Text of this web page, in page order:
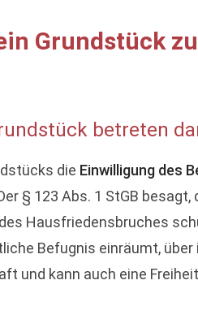
Grundstück
betreten
die Einwilligung des
§ 123 Abs. 1 StGB
Hausfriedensbruches
Befugnis einräumt,
und kann auch eine